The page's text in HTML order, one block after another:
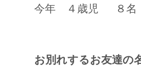
今年 ４歳児
８名
お別れするお友達の